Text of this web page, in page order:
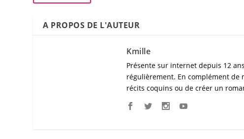
A PROPOS DE L'AUTEUR
Kmille
Présente sur internet depuis 12
régulièrement. En complément de
récits coquins ou de créer un